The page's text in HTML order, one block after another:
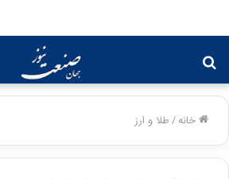
برای
خانه/طلا و ارز